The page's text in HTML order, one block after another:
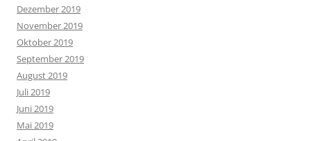
Dezember 2019
November 2019
Oktober 2019
September 2019
August 2019
Juli 2019
Juni 2019
Mai 2019